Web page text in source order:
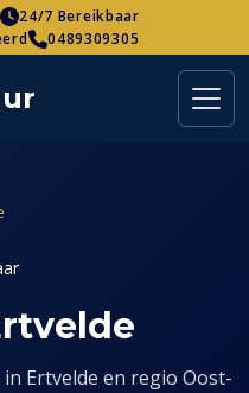
24/7 Bereikbaar
0489309305
Ertvelde en regio Oost-